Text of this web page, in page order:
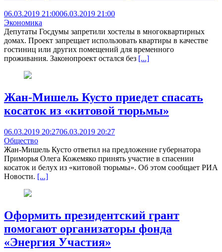
06.03.2019 21:0006.03.2019 21:00
Экономика
Депутаты Госдумы запретили хостелы в многоквартирных
домах. Проект запрещает использовать квартиры в качестве
гостиниц или других помещений для временного
проживания. Законопроект остался без [...]
Жан-Мишель Кусто приедет спасать
косаток из «китовой тюрьмы»
06.03.2019 20:2706.03.2019 20:27
Общество
Жан-Мишель Кусто ответил на предложение губернатора
Приморья Олега Кожемяко принять участие в спасении
косаток и белух из «китовой тюрьмы». Об этом сообщает РИА
Новости. [...]
Оформить президентский грант
помогают организаторы фонда
«Энергия Участия»